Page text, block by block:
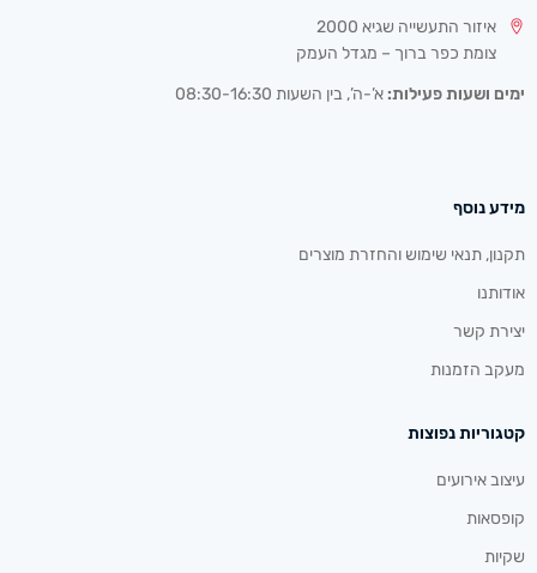
איזור התעשייה שגיא 2000
צומת כפר ברוך – מגדל העמק
ימים ושעות פעילות: א’-ה’, בין השעות 08:30-16:30
מידע נוסף
תקנון, תנאי שימוש והחזרת מוצרים
אודותנו
יצירת קשר
מעקב הזמנות
קטגוריות נפוצות
עיצוב אירועים
קופסאות
שקיות